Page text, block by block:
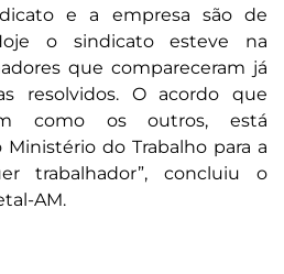
e a empresa são de
o sindicato esteve na
que compareceram já
resolvidos. O acordo que
como os outros, está
do Trabalho para a
trabalhador”, concluiu o
AM.